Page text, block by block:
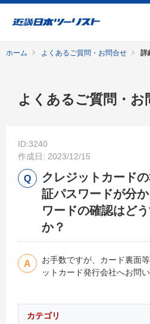
ホーム よくあるご質問・お問合せ 詳
よくあるご質問・お
ID:3240
作成日: 2023/12/15
クレジットカード
証パスワードが分
ワードの確認はど
か？
お手数ですが、カード裏面
ットカード発行会社へお問
カテゴリ